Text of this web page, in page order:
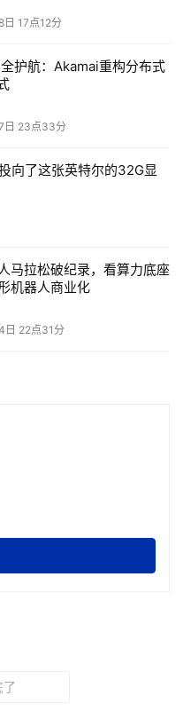
17点12分
护航：Akamai重构分布式
日 23点33分
向了这张英特尔的32G显
马拉松破纪录，看算力底座
机器人商业化
22点31分